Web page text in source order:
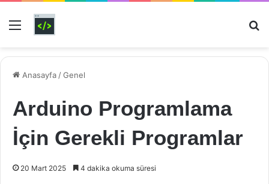
Menü
Anasayfa /Genel
Arduino Programlama
İçin Gerekli Programlar
20 Mart 2025 4 dakika okuma süresi